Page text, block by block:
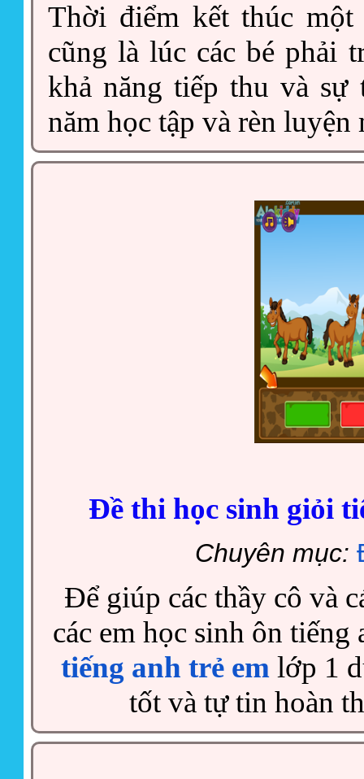
Thời điểm kết thúc
cũng là lúc các bé phải
khả năng tiếp thu và sự
năm học tập và rèn
Đề thi học sinh giỏi
Chuyên mục:
Để giúp các thầy cô và
các em học sinh ôn
tiếng anh trẻ em lớp 1
tốt và tự tin hoàn